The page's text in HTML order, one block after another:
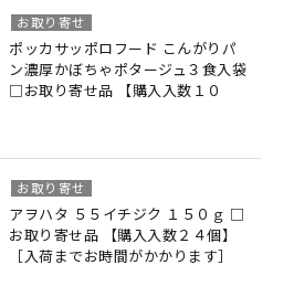
ポッカサッポロフード こんがりパ
ン濃厚かぼちゃポタージュ３食入袋
□お取り寄せ品 【購入入数１０
お取り寄せ
アヲハタ ５５イチジク １５０ｇ □
お取り寄せ品 【購入入数２４個】
［入荷までお時間がかかります］
お取り寄せ